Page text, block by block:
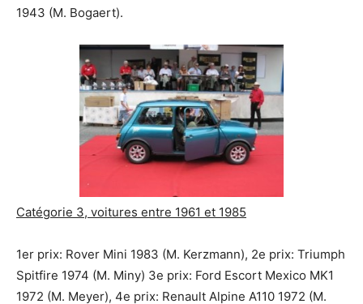
1943 (M. Bogaert).
Catégorie 3, voitures entre 1961 et 1985
1er prix: Rover Mini 1983 (M. Kerzmann), 2e prix: Triumph
Spitfire 1974 (M. Miny) 3e prix: Ford Escort Mexico MK1
1972 (M. Meyer), 4e prix: Renault Alpine A110 1972 (M.